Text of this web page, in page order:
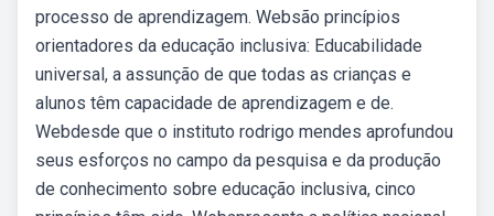
processo de aprendizagem. Websão princípios
orientadores da educação inclusiva: Educabilidade
universal, a assunção de que todas as crianças e
alunos têm capacidade de aprendizagem e de.
Webdesde que o instituto rodrigo mendes aprofundou
seus esforços no campo da pesquisa e da produção
de conhecimento sobre educação inclusiva, cinco